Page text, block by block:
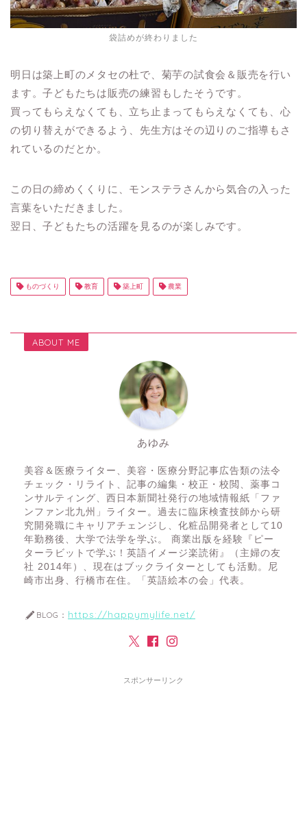
袋詰めが終わりました
明日は築上町のメタセの杜で、菊芋の試食会＆販売を行い
ます。子どもたちは販売の練習もしたそうです。
買ってもらえなくても、立ち止まってもらえなくても、心
の切り替えができるよう、先生方はその辺りのご指導もさ
れているのだとか。
この日の締めくくりに、モンステラさんから気合の入った
言葉をいただきました。
翌日、子どもたちの活躍を見るのが楽しみです。
ものづくり 教育 築上町 農業
ABOUT ME
あゆみ
美容＆医療ライター、美容・医療分野記事広告類の法令
チェック・リライト、記事の編集・校正・校閲、薬事コ
ンサルティング、西日本新聞社発行の地域情報紙「ファ
ンファン北九州」ライター。過去に臨床検査技師から研
究開発職にキャリアチェンジし、化粧品開発者として10
年勤務後、大学で法学を学ぶ。 商業出版を経験『ピー
ターラビットで学ぶ！英語イメージ楽読術』（主婦の友
社 2014年）、現在はブックライターとしても活動。尼
崎市出身、行橋市在住。「英語絵本の会」代表。
BLOG： https://happymylife.net/
スポンサーリンク